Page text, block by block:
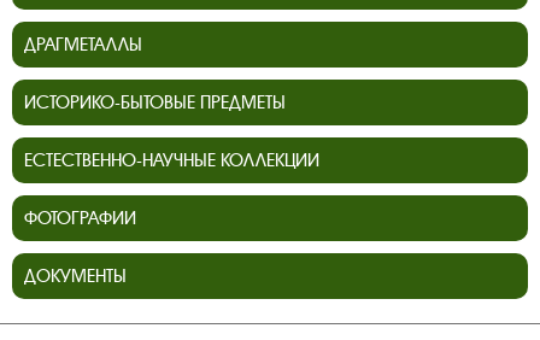
ДРАГМЕТАЛЛЫ
ИСТОРИКО-БЫТОВЫЕ ПРЕДМЕТЫ
ЕСТЕСТВЕННО-НАУЧНЫЕ КОЛЛЕКЦИИ
ФОТОГРАФИИ
ДОКУМЕНТЫ